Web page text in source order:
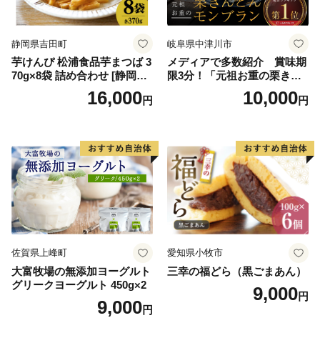
ロイヤルミルクティ 沖縄パ
イン
静岡県吉田町
芋けんぴ 松浦食品芋まつば 3
70g×8袋 詰め合わせ [静岡伊
勢丹(松浦食品) 静岡県 吉田町
22424274] 芋ケンピ セット
16,000円
岐阜県中津川市
メディアで多数紹介 賞味期
限3分！「元祖お重の栗きん
とんモンブラン」 【未来の
ご褒美】スイーツ 栗 モンブ
子 菓子 F4N-2298
10,000円
佐賀県上峰町
大富牧場の無添加ヨーグルト
グリークヨーグルト 450g×2
9,000円
愛知県小牧市
三幸の福どら（黒ごまあん）
9,000円